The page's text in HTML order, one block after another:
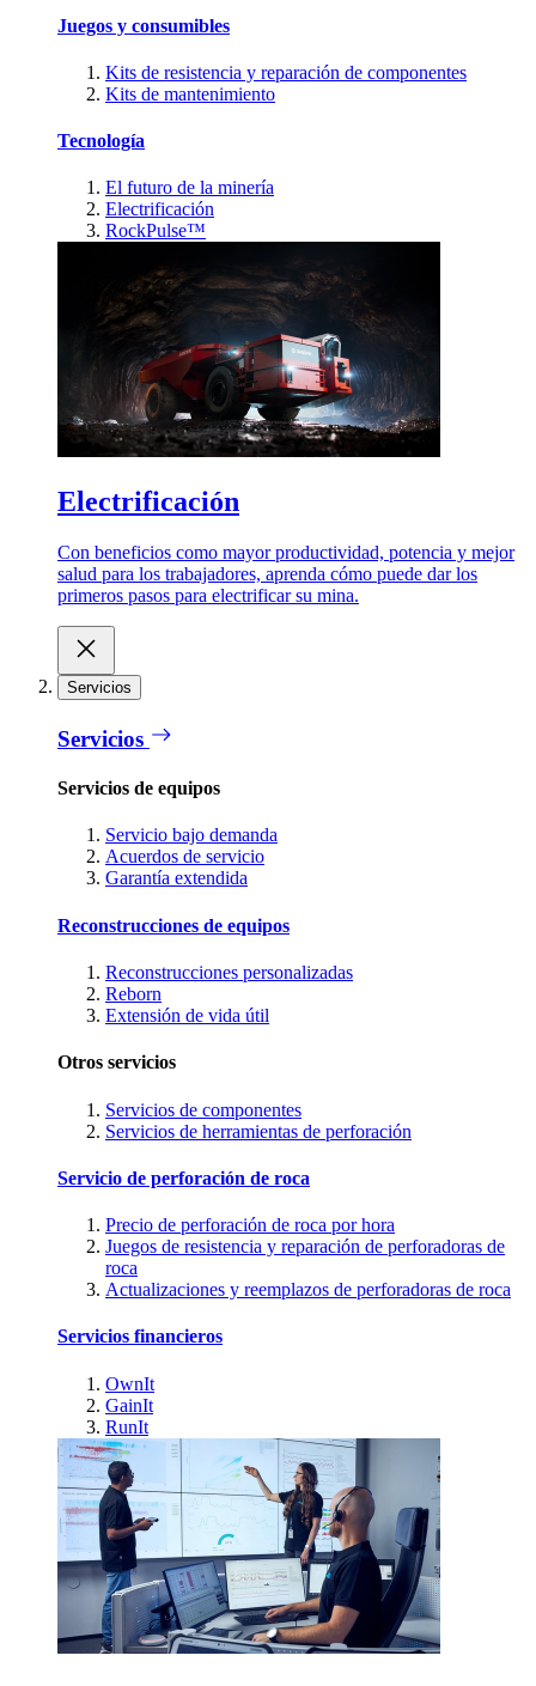
Juegos y consumibles
Kits de resistencia y reparación de componentes
Kits de mantenimiento
Tecnología
El futuro de la minería
Electrificación
RockPulse™
Electrificación
Con beneficios como mayor productividad, potencia y mejor
salud para los trabajadores, aprenda cómo puede dar los
primeros pasos para electrificar su mina.
Servicios
Servicios
Servicios de equipos
Servicio bajo demanda
Acuerdos de servicio
Garantía extendida
Reconstrucciones de equipos
Reconstrucciones personalizadas
Reborn
Extensión de vida útil
Otros servicios
Servicios de componentes
Servicios de herramientas de perforación
Servicio de perforación de roca
Precio de perforación de roca por hora
Juegos de resistencia y reparación de perforadoras de
roca
Actualizaciones y reemplazos de perforadoras de roca
Servicios financieros
OwnIt
GainIt
RunIt